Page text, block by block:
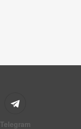
Telegram